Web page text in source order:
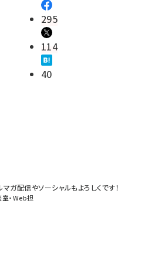
295
114
40
ガ配信やソーシャルもよろしくです！
室・Web担